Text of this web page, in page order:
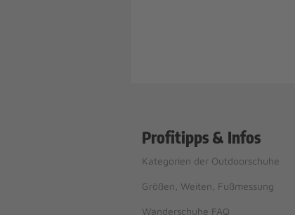
Profitipps & Infos
Kategorien der Outdoorschuhe
Größen, Weiten, Fußmessung
Wanderschuhe FAQ